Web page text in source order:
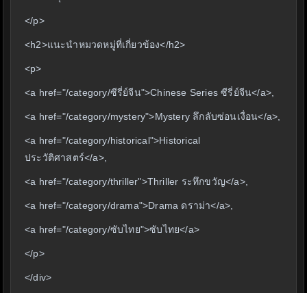
</p>
<h2>แนะนำหมวดหมู่ที่เกี่ยวข้อง</h2>
<p>
<a href="/category/ซีรี่ย์จีน">Chinese Series ซีรี่ย์จีน</a>,
<a href="/category/mystery">Mystery ลึกลับซ่อนเงื่อน</a>,
<a href="/category/historical">Historical
ประวัติศาสตร์</a>,
<a href="/category/thriller">Thriller ระทึกขวัญ</a>,
<a href="/category/drama">Drama ดราม่า</a>,
<a href="/category/ซับไทย">ซับไทย</a>
</p>
</div>